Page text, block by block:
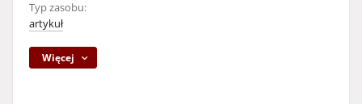
Typ zasobu:
artykuł
Więcej